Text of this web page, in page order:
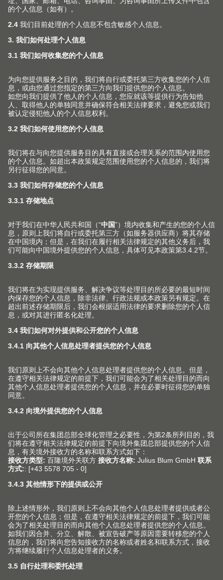
具、五金工具和设备、其他建筑装饰五金）以及相关配套
产品，销售自产产品；上述产品同类商品、五金器具用的
玻璃、塑料、皮革、橡胶、贱金属、电磁铁、永磁铁制的
出口、佣金代理（拍卖除外），并提供相关的配套服务和
咨询服务（不涉及国营贸易管理商品，涉及配额、许可证
管理商品的，按国家有关规定办理申请）。 【依法须经批
准的项目，经相关部门批准后方可开展经营活动】
版权声明
优利思百隆有限公司是依据奥地利法律组成并存在的公
司。优利思百隆有限公司在此声明，与本网站刊载的内容
不限于本网站中文字、图片、录像、图表、标识、软件、
网站的内容受著作权保护。除另有标示之外，优利思百隆
有限公司对本网站刊载的内容享有著作权。优利思百隆有
限公司保留对本网站的所有权利。未经优利思百隆有限公
司事先书面许可，严禁以任何方式复制、转载、修改、散
关于我们
用家具五金件提高生活品质是我们孜孜不倦的追求。我们
为此提供相匹配的服务与加工工具。
息
产品
新产品和主题
Blum 百隆产品世界